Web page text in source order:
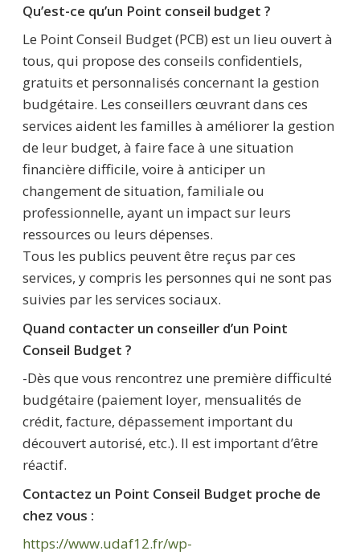
Qu’est-ce qu’un Point conseil budget ?
Le Point Conseil Budget (PCB) est un lieu ouvert à
tous, qui propose des conseils confidentiels,
gratuits et personnalisés concernant la gestion
budgétaire. Les conseillers œuvrant dans ces
services aident les familles à améliorer la gestion
de leur budget, à faire face à une situation
financière difficile, voire à anticiper un
changement de situation, familiale ou
professionnelle, ayant un impact sur leurs
ressources ou leurs dépenses.
Tous les publics peuvent être reçus par ces
services, y compris les personnes qui ne sont pas
suivies par les services sociaux.
Quand contacter un conseiller d’un Point
Conseil Budget ?
-Dès que vous rencontrez une première difficulté
budgétaire (paiement loyer, mensualités de
crédit, facture, dépassement important du
découvert autorisé, etc.). Il est important d’être
réactif.
Contactez un Point Conseil Budget proche de
chez vous :
https://www.udaf12.fr/wp-